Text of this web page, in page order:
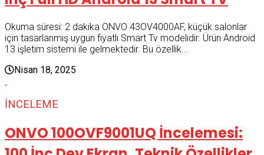
Okuma süresi: 2 dakika ONVO 43OV4000AF, küçük salonlar
için tasarlanmış uygun fiyatlı Smart Tv modelidir. Ürün Android
13 işletim sistemi ile gelmektedir. Bu özellik...
Nisan 18, 2025
İNCELEME
ONVO 100OVF9001UQ İncelemesi: